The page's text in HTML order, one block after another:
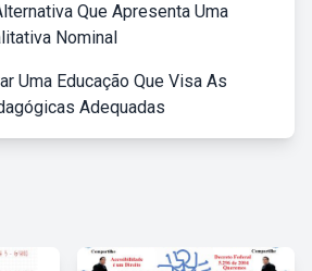
Que Apresenta Uma
Nominal
Uma Educação Que Visa As
Adequadas